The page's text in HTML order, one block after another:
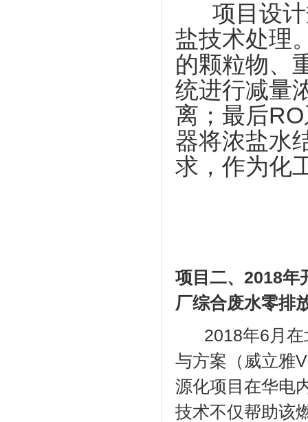
项目设计
盐技术处理
的颗粒物、
统进行减量
离；最后
器将浓盐水
求，作为化
项目二、2018年
厂综合废水零排
2018年6月在
与方案（威立雅
源化项目在华电
技术不仅帮助该